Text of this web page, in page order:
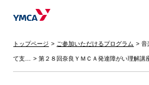
トップページ ご参加いただけるプログラム 音
て支… 第２８回奈良ＹＭＣＡ発達障がい理解講